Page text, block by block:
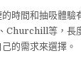
時間和抽吸體驗
Churchill等，長
的需求來選擇。